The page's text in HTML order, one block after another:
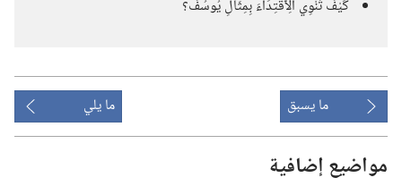
كَيْفَ تَنْوِي ٱلِٱقْتِدَاءَ بِمِثَالِ يُوسُفَ؟‏
ما يسبق ما يلي
مواضيع إضافية